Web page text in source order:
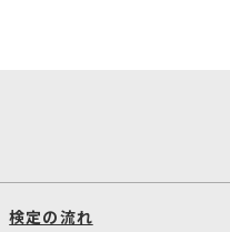
検定の流れ